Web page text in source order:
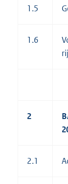
1.5
1.6
2
2.1